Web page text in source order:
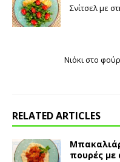
Σνίτσελ με
Νιόκι στο
RELATED ARTICLES
πουρές